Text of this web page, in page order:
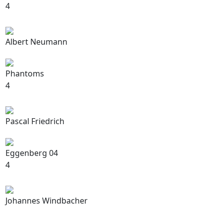
4
Albert Neumann
Phantoms
4
Pascal Friedrich
Eggenberg 04
4
Johannes Windbacher